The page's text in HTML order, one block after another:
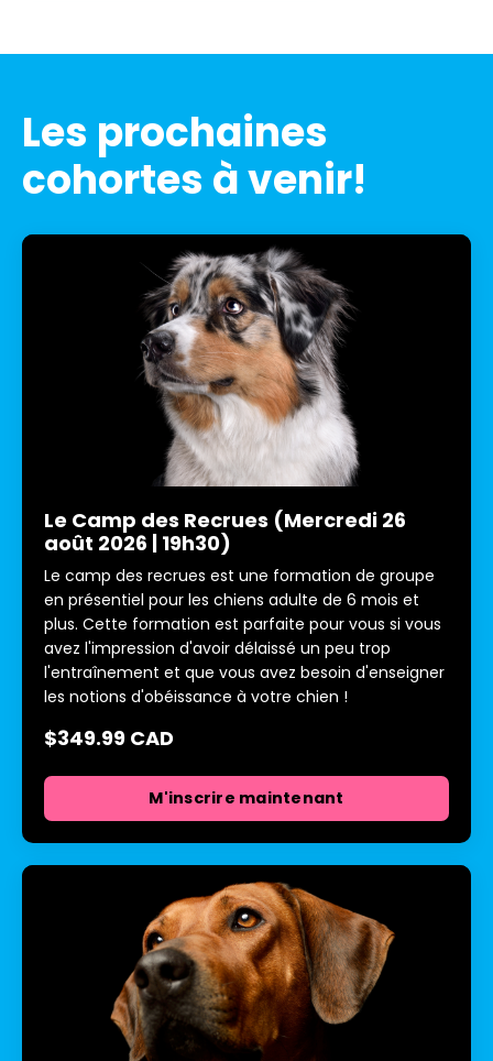
Les prochaines
cohortes à venir!
Le Camp des Recrues (Mercredi 26
août 2026 | 19h30)
Le camp des recrues est une formation de groupe
en présentiel pour les chiens adulte de 6 mois et
plus. Cette formation est parfaite pour vous si vous
avez l'impression d'avoir délaissé un peu trop
l'entraînement et que vous avez besoin d'enseigner
les notions d'obéissance à votre chien !
$349.99 CAD
M'inscrire maintenant